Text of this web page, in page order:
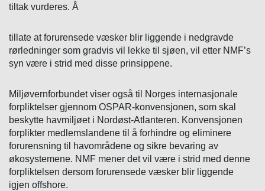
tiltak vurderes. Å
tillate at forurensede væsker blir liggende i nedgravde
rørledninger som gradvis vil lekke til sjøen, vil etter NMF’s
syn være i strid med disse prinsippene.
Miljøvernforbundet viser også til Norges internasjonale
forpliktelser gjennom OSPAR-konvensjonen, som skal
beskytte havmiljøet i Nordøst-Atlanteren. Konvensjonen
forplikter medlemslandene til å forhindre og eliminere
forurensning til havområdene og sikre bevaring av
økosystemene. NMF mener det vil være i strid med denne
forpliktelsen dersom forurensede væsker blir liggende
igjen offshore.